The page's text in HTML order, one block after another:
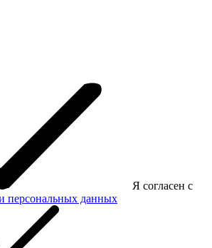
Я согласен с
персональных данных